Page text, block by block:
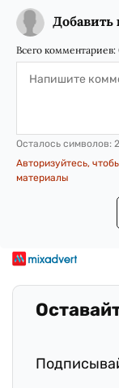
Всего комментариев:
Осталось символов:
Авторизуйтесь,
материалы